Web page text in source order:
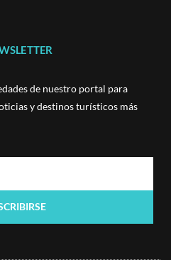
de nuestro portal para
y destinos turísticos más